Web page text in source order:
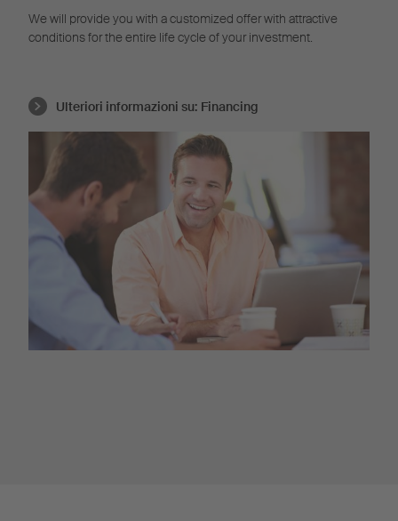
We will provide you with a customized offer with attractive
conditions for the entire life cycle of your investment.
Ulteriori informazioni su: Financing